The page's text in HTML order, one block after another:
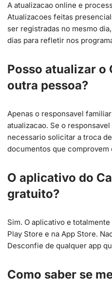
A atualizacao online e
Atualizacoes feitas
ser registradas no mesmo
dias para refletir nos
Posso atualizar o
outra pessoa?
Apenas o responsavel
atualizacao. Se o
necessario solicitar a troca
documentos que comprovem
O aplicativo do
gratuito?
Sim. O aplicativo e
Play Store e na App Store.
Desconfie de qualquer app
Como saber se